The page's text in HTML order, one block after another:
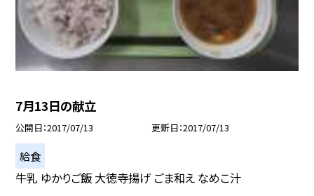
7月13日の献立
公開日 2017/07/13 更新日 2017/07/13
給食
牛乳 ゆかりご飯 大徳寺揚げ ごま和え なめこ汁